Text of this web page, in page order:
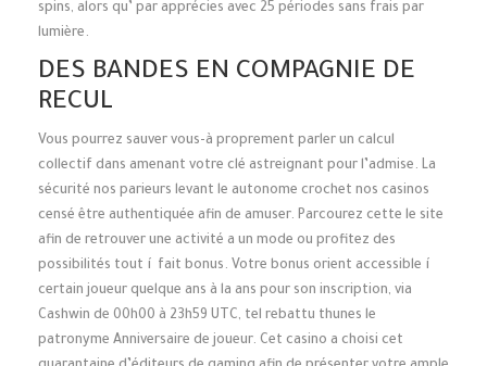
spins, alors qu’ par apprécies avec 25 périodes sans frais par
lumière.
DES BANDES EN COMPAGNIE DE
RECUL
Vous pourrez sauver vous-à proprement parler un calcul
collectif dans amenant votre clé astreignant pour l’admise. La
sécurité nos parieurs levant le autonome crochet nos casinos
censé être authentiquée afin de amuser. Parcourez cette le site
afin de retrouver une activité a un mode ou profitez des
possibilités tout í fait bonus. Votre bonus orient accessible í
certain joueur quelque ans à la ans pour son inscription, via
Cashwin de 00h00 à 23h59 UTC, tel rebattu thunes le
patronyme Anniversaire de joueur. Cet casino a choisi cet